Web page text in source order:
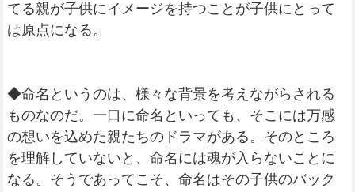
てる親が子供にイメージを持つことが子供にとって
は原点になる。
◆命名というのは、様々な背景を考えながらされる
ものなのだ。一口に命名といっても、そこには万感
の想いを込めた親たちのドラマがある。そのところ
を理解していないと、命名には魂が入らないことに
なる。そうであってこそ、命名はその子供のバック